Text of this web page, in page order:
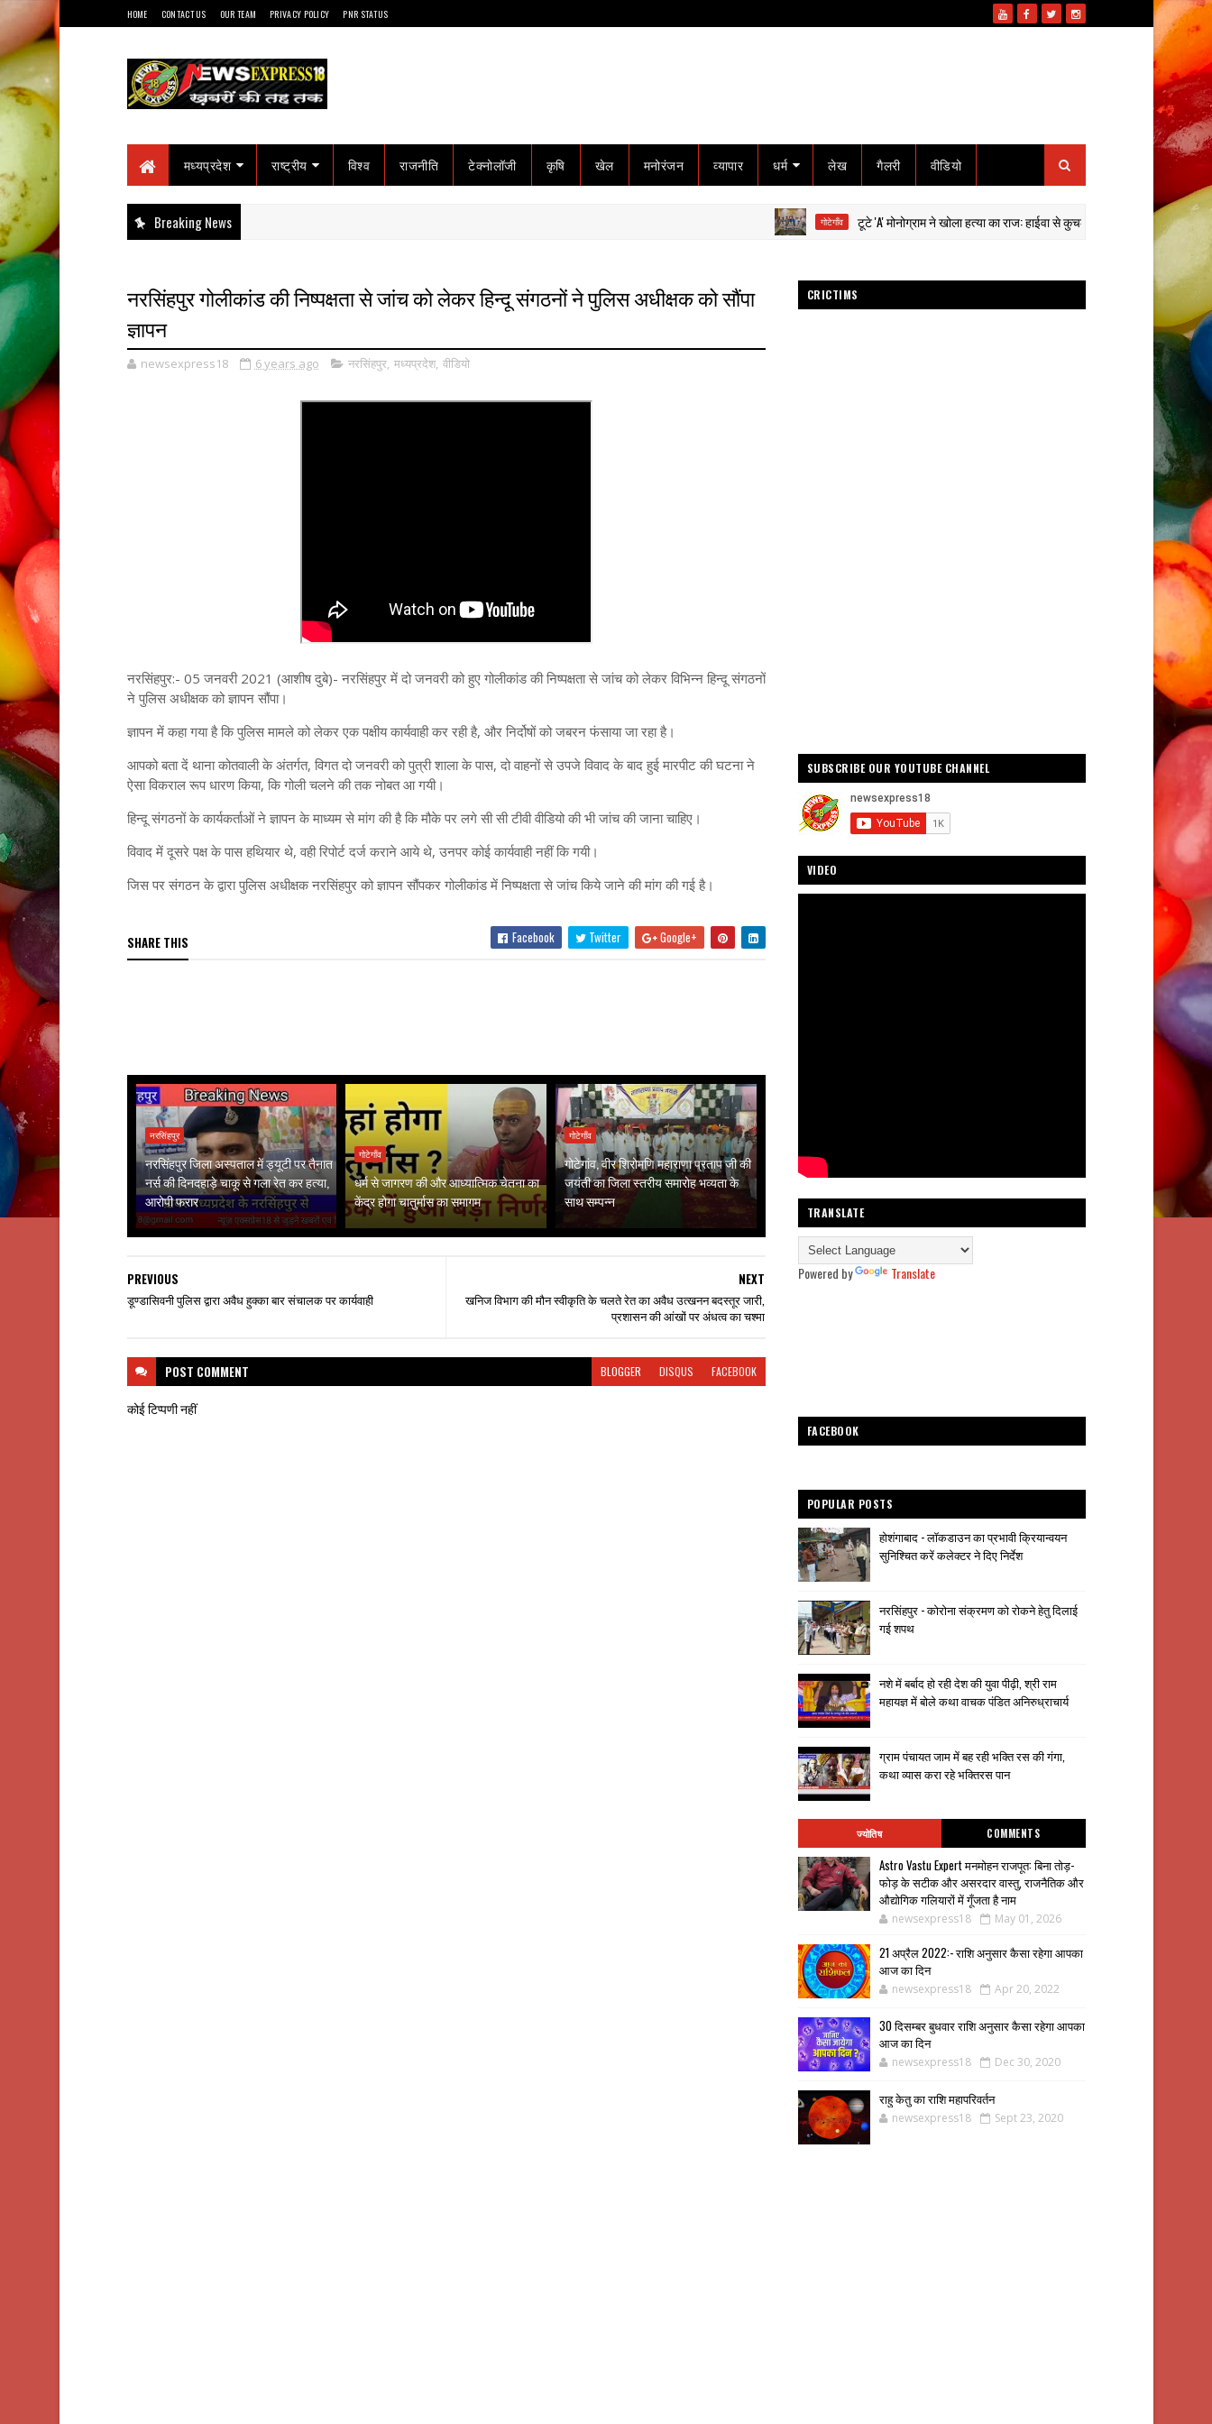
HOME CONTACT US OUR TEAM PRIVACY POLICY PNR STATUS
मध्यप्रदेश राष्ट्रीय विश्व राजनीति टेक्नोलॉजी कृषि खेल मनोरंजन व्यापार धर्म लेख गैलरी वीडियो
Breaking News गोटेगाँव टूटे 'A' मोनोग्राम ने खोला हत्या का राज: हाईवा से कुचलकर सड़क हादसा दिखाने की साजिश का
नरसिंहपुर गोलीकांड की निष्पक्षता से जांच को लेकर हिन्दू संगठनों ने पुलिस अधीक्षक को सौंपा
ज्ञापन
newsexpress18 6 years ago नरसिंहपुर, मध्यप्रदेश, वीडियो
नरसिंहपुर:- 05 जनवरी 2021 (आशीष दुबे)- नरसिंहपुर में दो जनवरी को हुए गोलीकांड की निष्पक्षता से जांच को लेकर विभिन्न हिन्दू संगठनों
ने पुलिस अधीक्षक को ज्ञापन सौंपा।
ज्ञापन में कहा गया है कि पुलिस मामले को लेकर एक पक्षीय कार्यवाही कर रही है, और निर्दोषों को जबरन फंसाया जा रहा है।
आपको बता दें थाना कोतवाली के अंतर्गत, विगत दो जनवरी को पुत्री शाला के पास, दो वाहनों से उपजे विवाद के बाद हुई मारपीट की घटना ने
ऐसा विकराल रूप धारण किया, कि गोली चलने की तक नोबत आ गयी।
हिन्दू संगठनों के कार्यकर्ताओं ने ज्ञापन के माध्यम से मांग की है कि मौके पर लगे सी सी टीवी वीडियो की भी जांच की जाना चाहिए।
विवाद में दूसरे पक्ष के पास हथियार थे, वही रिपोर्ट दर्ज कराने आये थे, उनपर कोई कार्यवाही नहीं कि गयी।
जिस पर संगठन के द्वारा पुलिस अधीक्षक नरसिंहपुर को ज्ञापन सौंपकर गोलीकांड में निष्पक्षता से जांच किये जाने की मांग की गई है।
SHARE THIS Facebook Twitter Google+
नरसिंहपुर
नरसिंहपुर जिला अस्पताल में ड्यूटी पर तैनात
नर्स की दिनदहाड़े चाकू से गला रेत कर हत्या,
आरोपी फरार
गोटेगाँव
धर्म से जागरण की और आध्यात्मिक चेतना का
केंद्र होगा चातुर्मास का समागम
गोटेगाँव
गोटेगांव, वीर शिरोमणि महाराणा प्रताप जी की
जयंती का जिला स्तरीय समारोह भव्यता के
साथ सम्पन्न
NEXT
खनिज विभाग की मौन स्वीकृति के चलते रेत का अवैध उत्खनन बदस्तूर जारी,
प्रशासन की आंखों पर अंधत्व का चश्मा
PREVIOUS
डूण्डासिवनी पुलिस द्वारा अवैध हुक्का बार संचालक पर कार्यवाही
POST COMMENT BLOGGER DISQUS FACEBOOK
कोई टिप्पणी नहीं
CRICTIMS
SUBSCRIBE OUR YOUTUBE CHANNEL
VIDEO
TRANSLATE
Powered by Translate
FACEBOOK
POPULAR POSTS
होशंगाबाद - लॉकडाउन का प्रभावी क्रियान्वयन
सुनिश्चित करें कलेक्टर ने दिए निर्देश
नरसिंहपुर - कोरोना संक्रमण को रोकने हेतु दिलाई
गई शपथ
नशे में बर्बाद हो रही देश की युवा पीढ़ी, श्री राम
महायज्ञ में बोले कथा वाचक पंडित अनिरुध्राचार्य
ग्राम पंचायत जाम में बह रही भक्ति रस की गंगा,
कथा व्यास करा रहे भक्तिरस पान
ज्योतिष COMMENTS
Astro Vastu Expert मनमोहन राजपूत: बिना तोड़-
फोड़ के सटीक और असरदार वास्तु, राजनैतिक और
औद्योगिक गलियारों में गूँजता है नाम
newsexpress18 May 01, 2026
21 अप्रैल 2022:- राशि अनुसार कैसा रहेगा आपका
आज का दिन
newsexpress18 Apr 20, 2022
30 दिसम्बर बुधवार राशि अनुसार कैसा रहेगा आपका
आज का दिन
newsexpress18 Dec 30, 2020
राहु केतु का राशि महापरिवर्तन
newsexpress18 Sept 23, 2020